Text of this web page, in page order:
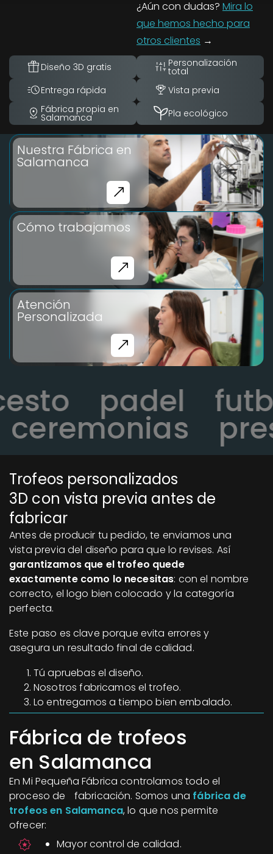
¿Aún con dudas? Mira lo
que hemos hecho para
otros clientes →
Diseño 3D gratis Personalización
total
Entrega rápida
Vista previa
Fábrica propia en
Salamanca Pla ecológico
Nuestra Fábrica en
Salamanca
Cómo trabajamos
Atención
Personalizada
padel
Trofeos personalizados
3D con vista previa antes de
fabricar
Antes de producir tu pedido, te enviamos una
vista previa del diseño para que lo revises. Así
garantizamos que el trofeo quede
exactamente como lo necesitas: con el nombre
correcto, el logo bien colocado y la categoría
perfecta.
Este paso es clave porque evita errores y
asegura un resultado final de calidad.
Tú apruebas el diseño.
Nosotros fabricamos el trofeo.
Lo entregamos a tiempo bien embalado.
Fábrica de trofeos
en Salamanca
En Mi Pequeña Fábrica controlamos todo el
proceso de fabricación. Somos una fábrica de
trofeos en Salamanca, lo que nos permite
ofrecer:
Mayor control de calidad.